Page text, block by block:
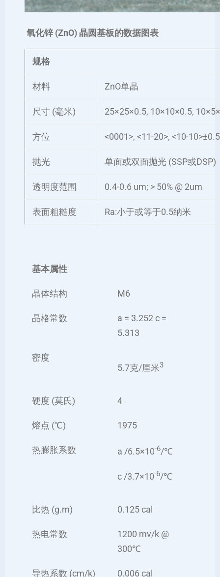
氧化锌 (ZnO) 晶圆基板的数据图表
规格
材料 ZnO单晶
尺寸 (毫米) 25×25×0.5, 10×10×0.5,
方位 <0001>, <11-20>, <10-
抛光 单面或双面抛光 (SSP或DSP)
透明度范围 0.4-0.6 um; > 50% @ 2um
表面粗糙度 Ra:小于或等于0.5纳米
基本属性
晶体结构 M6
晶格常数
a = 3.252 c =
5.313
密度
5.7克/厘米3
硬度 (莫氏) 4
熔点 (℃) 1975
热膨胀系数 a /6.5×10-6/℃
c /3.7×10-6/℃
比热 (g.m) 0.125 cal
热电常数
1200 mv/k @
300℃
导热系数 (cm/k) 0.006 cal